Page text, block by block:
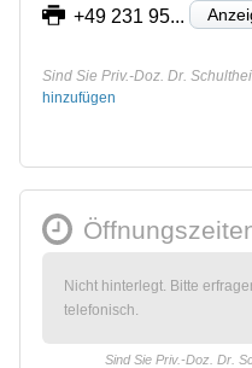
+49 231 95...
Sind Sie Priv.-Doz. Dr.
hinzufügen
Nicht hinterlegt. Bitte
telefonisch.
Sind Sie Priv.-Doz. Dr.